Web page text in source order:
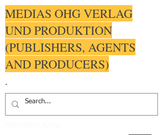
MEDIAS OHG VERLAG
UND PRODUKTION
(PUBLISHERS, AGENTS
AND PRODUCERS)
.